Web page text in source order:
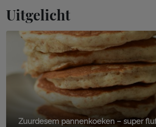
Uitgelicht
Zuurdesem pannenkoeken – super